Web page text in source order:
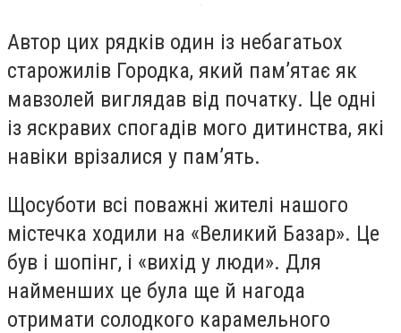
Автор цих рядків один із небагатьох
старожилів Городка, який пам’ятає як
мавзолей виглядав від початку. Це одні
із яскравих спогадів мого дитинства, які
навіки врізалися у пам’ять.
Щосуботи всі поважні жителі нашого
містечка ходили на «Великий Базар». Це
був і шопінг, і «вихід у люди». Для
найменших це була ще й нагода
отримати солодкого карамельного